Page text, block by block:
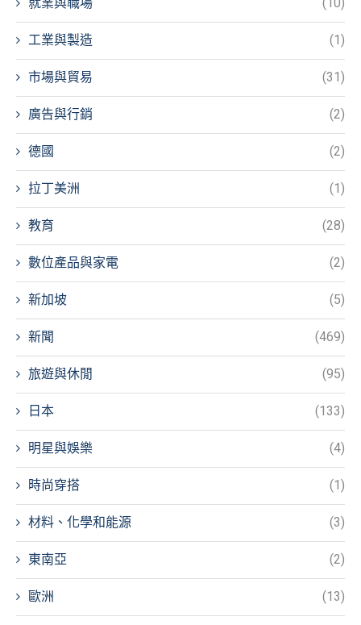
工業與製造 (1)
市場與貿易 (31)
廣告與行銷 (2)
德國 (2)
拉丁美洲 (1)
教育 (28)
數位產品與家電 (2)
新加坡 (5)
新聞 (469)
旅遊與休閒 (95)
日本 (133)
明星與娛樂 (4)
時尚穿搭 (1)
材料、化學和能源 (3)
東南亞 (2)
歐洲 (13)